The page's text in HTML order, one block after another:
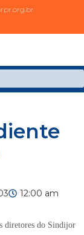
12:00 am
diretores do Sindijor